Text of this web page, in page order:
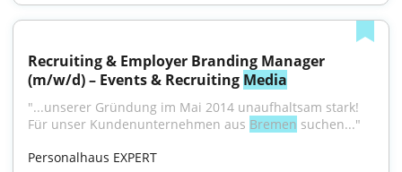
Recruiting & Employer Branding Manager
(m/w/d) – Events & Recruiting Media
"...unserer Gründung im Mai 2014 unaufhaltsam stark!
Für unser Kundenunternehmen aus Bremen suchen..."
Personalhaus EXPERT